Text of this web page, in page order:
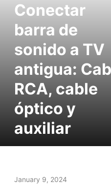
Conectar
barra de
sonido a TV
antigua:
RCA, cable
óptico y
auxiliar
January 9, 2024